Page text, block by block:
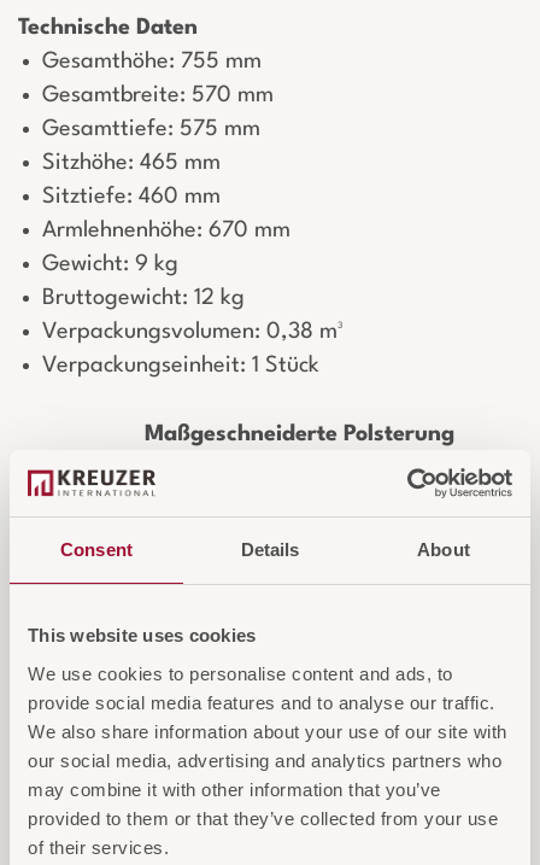
Consent Details About
This website uses cookies
We use cookies to personalise content and ads, to
provide social media features and to analyse our traffic.
We also share information about your use of our site with
our social media, advertising and analytics partners who
may combine it with other information that you’ve
provided to them or that they’ve collected from your use
of their services.
Technische Daten
Gesamthöhe: 755 mm
Gesamtbreite: 570 mm
Gesamttiefe: 575 mm
Sitzhöhe: 465 mm
Sitztiefe: 460 mm
Armlehnenhöhe: 670 mm
Gewicht: 9 kg
Bruttogewicht: 12 kg
Verpackungsvolumen: 0,38 m³
Verpackungseinheit: 1 Stück
Maßgeschneiderte Polsterung
Jeder Stuhl ist auf Wunsch mit einem
kundenspezifischen Bezug erhältlich.
Verfügung.
IN DEN WARENKORB
AUF DIE ANFRAGELISTE